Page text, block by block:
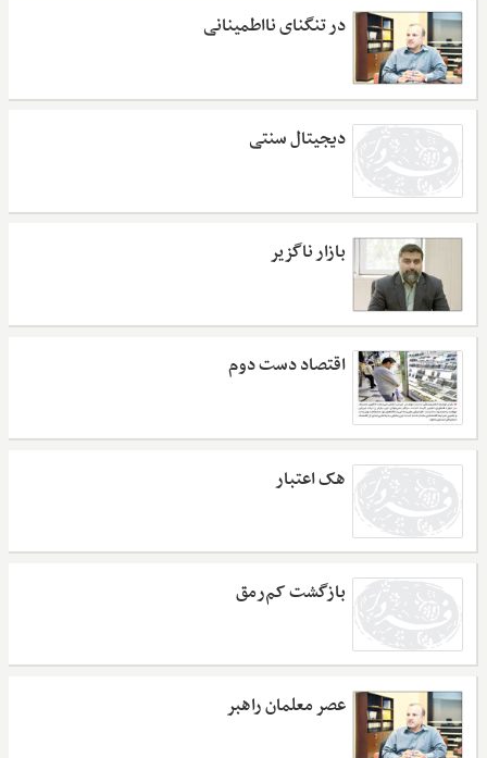
در تنگنای نااطمینانی
دیجیتال سنتی
بازار ناگزیر
اقتصاد دست دوم
هک اعتبار
بازگشت کم‌رمق
عصر معلمان راهبر